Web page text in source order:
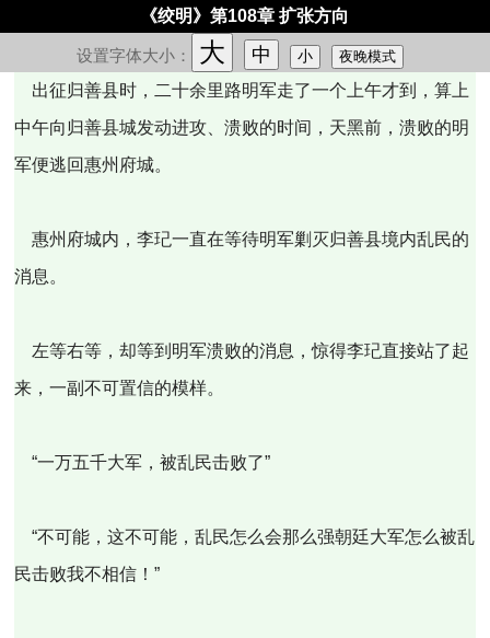
《绞明》第108章 扩张方向
设置字体大小： 大 中 小 夜晚模式
出征归善县时，二十余里路明军走了一个上午才到，算上
中午向归善县城发动进攻、溃败的时间，天黑前，溃败的明
军便逃回惠州府城。
惠州府城内，李玘一直在等待明军剿灭归善县境内乱民的
消息。
左等右等，却等到明军溃败的消息，惊得李玘直接站了起
来，一副不可置信的模样。
“一万五千大军，被乱民击败了”
“不可能，这不可能，乱民怎么会那么强朝廷大军怎么被乱
民击败我不相信！”